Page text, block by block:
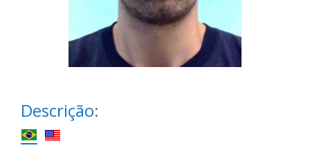
Descrição: